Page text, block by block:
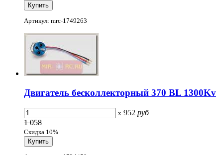
Артикул: mrc-1749263
Двигатель бесколлекторный 370 BL 1300Kv
x 952 руб
1 058
Скидка 10%